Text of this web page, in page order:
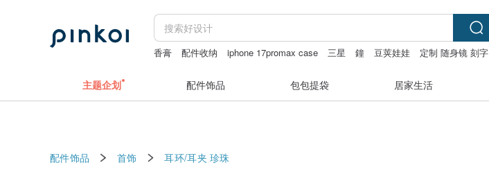
香膏 配件收纳 iphone 17promax case 三星 鐘 豆荚娃娃
定制 随身镜 刻字
主题企划 配件饰品 包包提袋 居家生活
配件饰品 首饰 耳环/耳夹 珍珠